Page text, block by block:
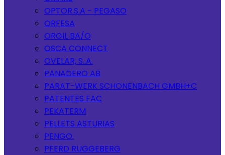
OPTOR.S.A - PEGASO
ORFESA
ORGIL BA/O
OSCA CONNECT
OVELAR, S..A.
PANADERO AB
PARAT-WERK SCHONENBACH GMBH+C
PATENTES FAC
PEKATERM
PELLETS ASTURIAS
PENGO.
PFERD RUGGEBERG